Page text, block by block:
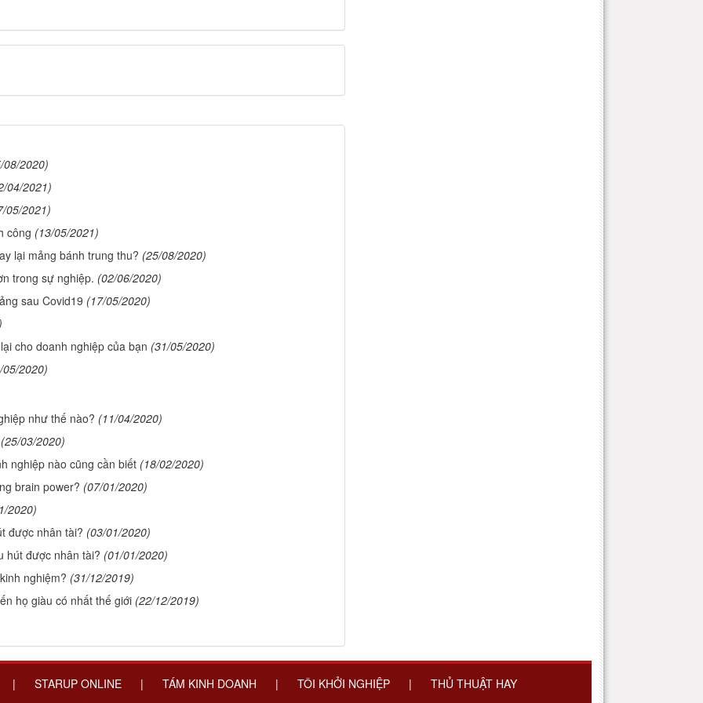
08/2020)
04/2021)
05/2021)
công (13/05/2021)
lại mảng bánh trung thu? (25/08/2020)
trong sự nghiệp. (02/06/2020)
sau Covid19 (17/05/2020)
cho doanh nghiệp của bạn (31/05/2020)
2020)
như thế nào? (11/04/2020)
(25/03/2020)
nghiệp nào cũng cần biết (18/02/2020)
brain power? (07/01/2020)
2020)
được nhân tài? (03/01/2020)
hút được nhân tài? (01/01/2020)
nghiệm? (31/12/2019)
họ giàu có nhất thế giới (22/12/2019)
| STARUP ONLINE | TÁM KINH DOANH | TÔI KHỞI NGHIỆP | THỦ THUẬT HAY